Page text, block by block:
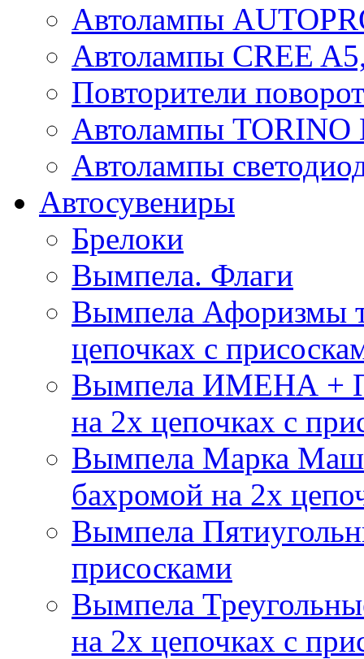
Автолампы
Автолампы CREE
Повторители
Автолампы
Автолампы
Автосувениры
Брелоки
Вымпела. Флаги
Вымпела Афоризмы
цепочках с
Вымпела ИМЕНА +
на 2х цепочках с
Вымпела Марка
бахромой на 2х
Вымпела
присосками
Вымпела
на 2х цепочках с